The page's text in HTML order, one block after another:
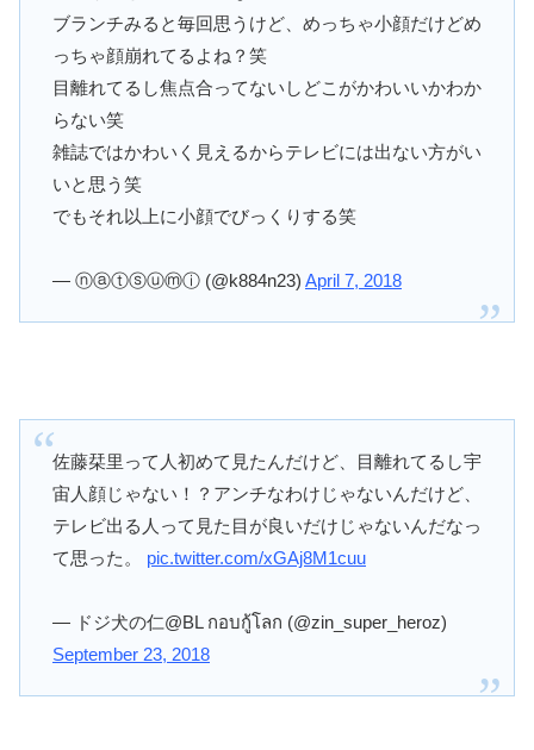
ブランチみると毎回思うけど、めっちゃ小顔だけどめ
っちゃ顔崩れてるよね？笑
目離れてるし焦点合ってないしどこがかわいいかわか
らない笑
雑誌ではかわいく見えるからテレビには出ない方がい
いと思う笑
でもそれ以上に小顔でびっくりする笑
— ⓝⓐⓣⓢⓤⓜⓘ (@k884n23) April 7, 2018
佐藤栞里って人初めて見たんだけど、目離れてるし宇
宙人顔じゃない！？アンチなわけじゃないんだけど、
テレビ出る人って見た目が良いだけじゃないんだなっ
て思った。 pic.twitter.com/xGAj8M1cuu
— ドジ犬の仁@BL กอบกู้โลก (@zin_super_heroz)
September 23, 2018